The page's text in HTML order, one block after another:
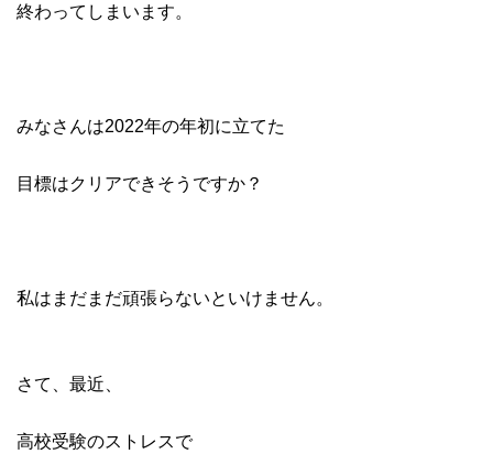
終わってしまいます。
みなさんは2022年の年初に立てた
目標はクリアできそうですか？
私はまだまだ頑張らないといけません。
さて、最近、
高校受験のストレスで